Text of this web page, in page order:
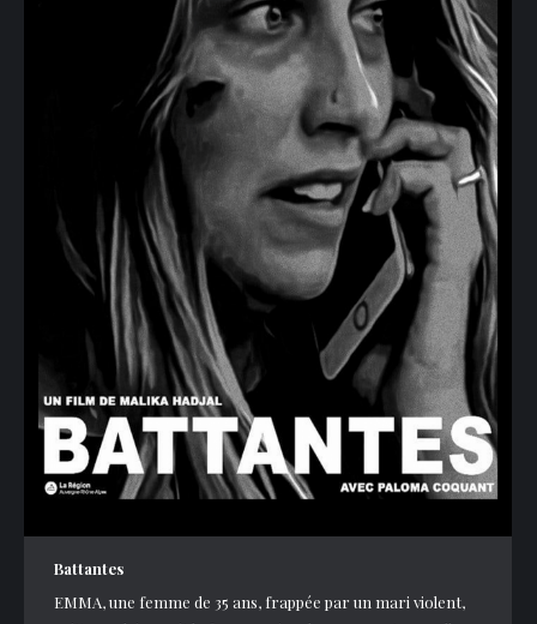
Battantes
EMMA, une femme de 35 ans, frappée par un mari violent,